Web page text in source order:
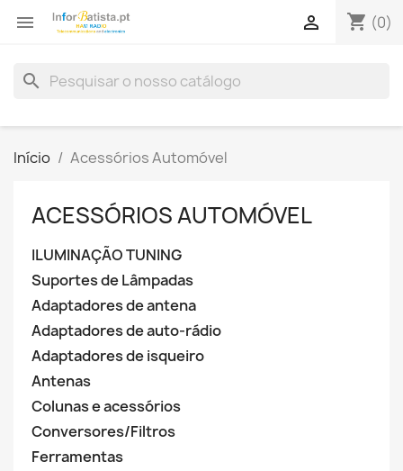
 shopping_cart (0)

search
Início Acessórios Automóvel
ACESSÓRIOS AUTOMÓVEL
ILUMINAÇÃO TUNING
Suportes de Lâmpadas
Adaptadores de antena
Adaptadores de auto-rádio
Adaptadores de isqueiro
Antenas
Colunas e acessórios
Conversores/Filtros
Ferramentas